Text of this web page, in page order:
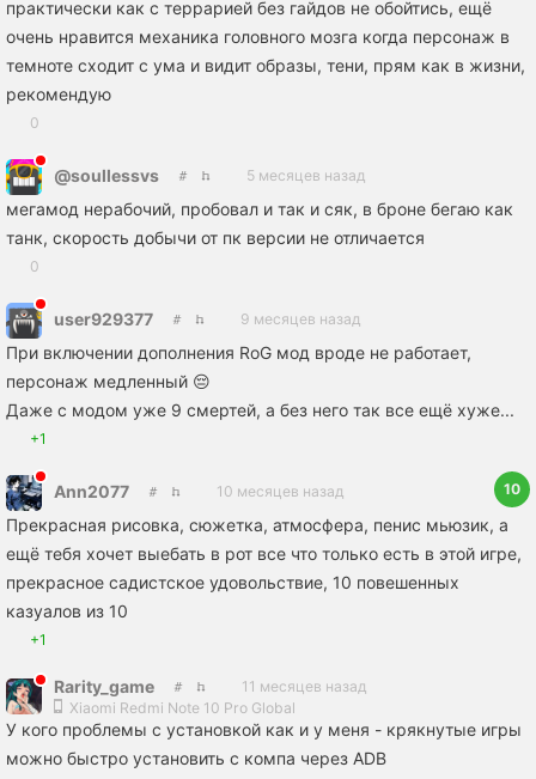
практически как с террарией без гайдов не обойтись, ещё
очень нравится механика головного мозга когда персонаж в
темноте сходит с ума и видит образы, тени, прям как в жизни,
рекомендую
0
@soullessvs 5 месяцев назад
мегамод нерабочий, пробовал и так и сяк, в броне бегаю как
танк, скорость добычи от пк версии не отличается
0
user929377 9 месяцев назад
При включении дополнения RoG мод вроде не работает,
персонаж медленный 😔
Даже с модом уже 9 смертей, а без него так все ещё хуже...
+1
Ann2077 10 месяцев назад 10
Прекрасная рисовка, сюжетка, атмосфера, пенис мьюзик, а
ещё тебя хочет выебать в рот все что только есть в этой игре,
прекрасное садистское удовольствие, 10 повешенных
казуалов из 10
+1
Rarity_game
11 месяцев назад
Xiaomi Redmi Note 10 Pro Global
У кого проблемы с установкой как и у меня - крякнутые игры
можно быстро установить с компа через ADB